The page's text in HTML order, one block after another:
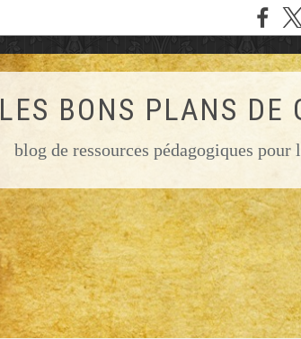
LES BONS PLANS DE
blog de ressources pédagogiques